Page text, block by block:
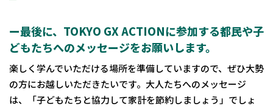
ー最後に、TOKYO GX ACTIONに参加する都民や子
どもたちへのメッセージをお願いします。
楽しく学んでいただける場所を準備していますので、ぜひ大勢
の方にお越しいただきたいです。大人たちへのメッセージ
は、「子どもたちと協力して家計を節約しましょう」でしょ